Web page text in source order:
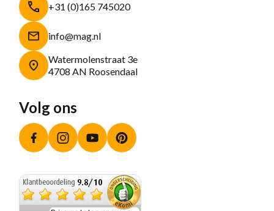
+31 (0)165 745020
info@mag.nl
Watermolenstraat 3e
4708 AN Roosendaal
Volg ons
FacebookInstagramYouTube